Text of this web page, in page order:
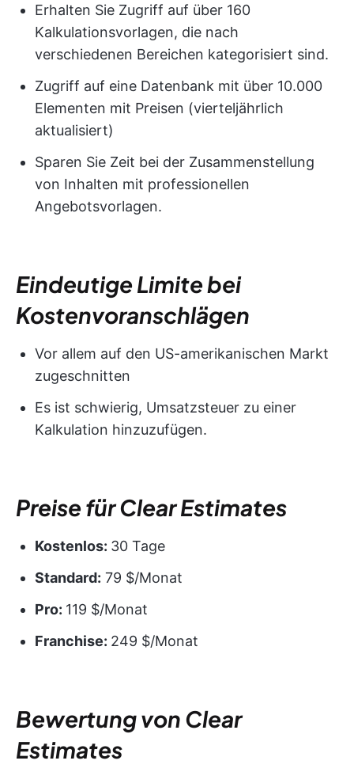
Erhalten Sie Zugriff auf über 160
Kalkulationsvorlagen, die nach
verschiedenen Bereichen kategorisiert sind.
Zugriff auf eine Datenbank mit über 10.000
Elementen mit Preisen (vierteljährlich
aktualisiert)
Sparen Sie Zeit bei der Zusammenstellung
von Inhalten mit professionellen
Angebotsvorlagen.
Eindeutige Limite bei
Kostenvoranschlägen
Vor allem auf den US-amerikanischen Markt
zugeschnitten
Es ist schwierig, Umsatzsteuer zu einer
Kalkulation hinzuzufügen.
Preise für Clear Estimates
Kostenlos: 30 Tage
Standard: 79 $/Monat
Pro: 119 $/Monat
Franchise: 249 $/Monat
Bewertung von Clear
Estimates